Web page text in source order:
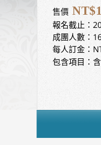
售價
報名截止：
成團人數：
每人訂金：
包含項目：